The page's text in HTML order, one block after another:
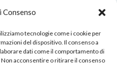
Consenso
tecnologie come i cookie per
del dispositivo. Il consenso a
dati come il comportamento di
acconsentire o ritirare il consenso
2017 – 2026